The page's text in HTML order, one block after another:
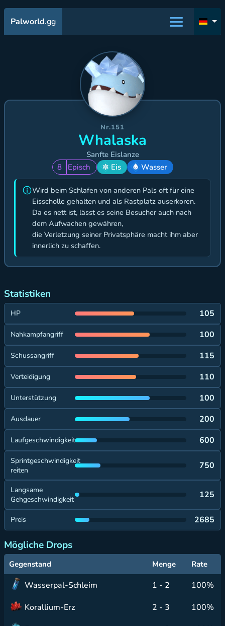
Palworld.gg
Nr.151
Whalaska
Sanfte Eislanze
8
Episch Eis Wasser
Wird beim Schlafen von anderen Pals oft für eine
Eisscholle gehalten und als Rastplatz auserkoren.
Da es nett ist, lässt es seine Besucher auch nach
dem Aufwachen gewähren,
die Verletzung seiner Privatsphäre macht ihm aber
innerlich zu schaffen.
Statistiken
HP 105
Nahkampfangriff 100
Schussangriff 115
Verteidigung 110
Unterstützung 100
Ausdauer 200
Laufgeschwindigkeit 600
Sprintgeschwindigkeit
reiten
750
Langsame
Gehgeschwindigkeit
125
Preis 2685
Mögliche Drops
Gegenstand Menge Rate
Wasserpal-Schleim 1 - 2
100%
Korallium-Erz
2 - 3
100%